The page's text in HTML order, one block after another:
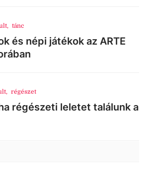
, tánc
és népi játékok az ARTE
, régészet
régészeti leletet találunk a